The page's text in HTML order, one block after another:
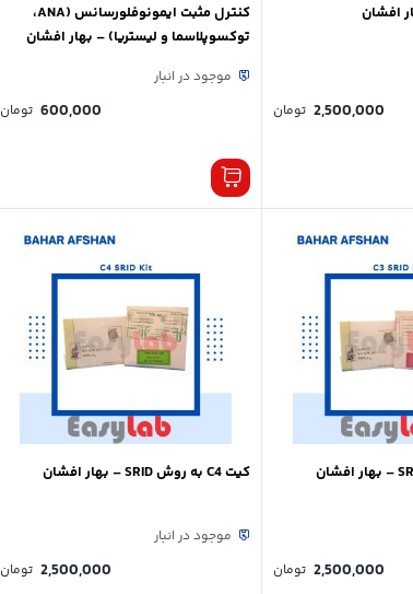
2,500,000 تومان
کنترل مثبت ایمونوفلورسانس (ANA،
توکسوپلاسما و لیستریا) – بهار افشان
موجود در انبار
600,000 تومان
2,500,000 تومان
کیت C4 به روش SRID – بهار افشان
موجود در انبار
2,500,000 تومان